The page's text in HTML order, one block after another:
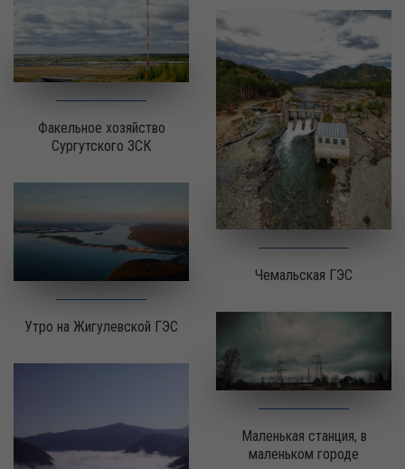
Факельное хозяйство
Сургутского ЗСК
Утро на Жигулевской ГЭС
Чемальская ГЭС
Маленькая станция, в
маленьком городе